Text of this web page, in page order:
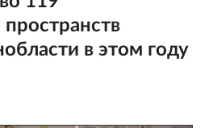
в этом году